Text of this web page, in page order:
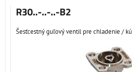
R30..-..-..-B2
Šesťcestný guľový ventil pre chladenie /